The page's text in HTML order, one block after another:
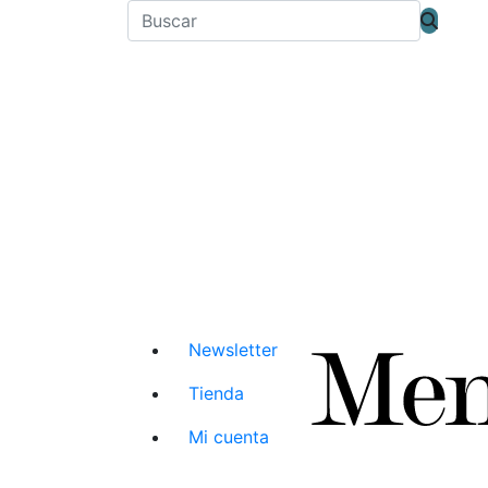
Newsletter
Tienda
Mi cuenta